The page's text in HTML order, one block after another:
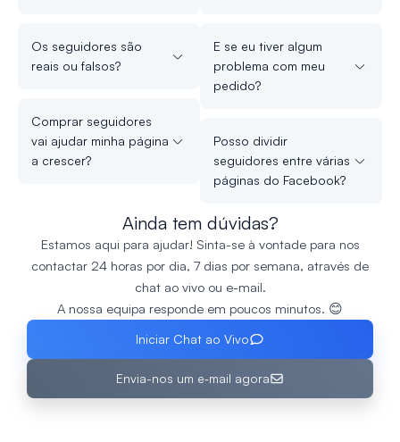
Os seguidores são
reais ou falsos?
Comprar seguidores
vai ajudar minha página
a crescer?
E se eu tiver algum
problema com meu
pedido?
Posso dividir
seguidores entre várias
páginas do Facebook?
Ainda tem dúvidas?
Estamos aqui para ajudar! Sinta-se à vontade para nos
contactar 24 horas por dia, 7 dias por semana, através de
chat ao vivo ou e-mail.
A nossa equipa responde em poucos minutos. 😊
Iniciar Chat ao Vivo
Envia-nos um e‑mail agora